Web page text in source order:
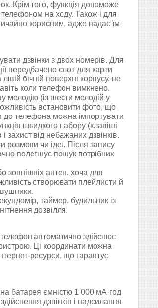
Крім того, функція допоможе
на ходу. Також і для
корисним, адже надає їм
дзвінки з двох номерів. Для
передбачено слот для карти
бічній поверхні корпусу, не
коли телефон вимкнено.
мелодію (із шести мелодій у
встановити фото, що
до телефона можна імпортувати
швидкого набору (клавіші
захист від небажаних дзвінків.
чи ідеї. Після запису
полегшує пошук потрібних
зовнішніх антен, хоча для
створювати плейлисти й
таймер, будильник із
дозвілля.
автоматично здійснює
Ці координати можна
ресурси, що гарантує
батарея ємністю 1 000 мА·год
дзвінків і надсилання